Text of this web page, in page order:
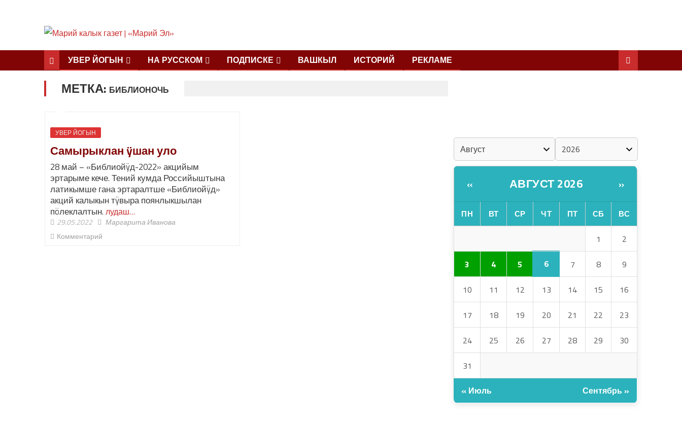
УВЕР ЙОГЫН НА РУССКОМ ПОДПИСКЕ ВАШКЫЛ ИСТОРИЙ РЕКЛАМЕ
МЕТКА: БИБЛИОНОЧЬ
УВЕР ЙОГЫН
Самырыклан ÿшан уло
28 май – «Библиойÿд-2022» акцийым
эртарыме кече. Тений кумда Российыштына
латикымше гана эртаралтше «Библиойÿд»
акций калыкын тÿвыра поянлыкшылан
пöлеклалтын. лудаш…
29.05.2022
Маргарита Иванова
Комментарий
« АВГУСТ 2026 »
ПН ВТ СР ЧТ ПТ СБ ВС
1 2
3 4 5 6 7 8 9
10 11 12 13 14 15 16
17 18 19 20 21 22 23
24 25 26 27 28 29 30
31
« Июль Сентябрь »